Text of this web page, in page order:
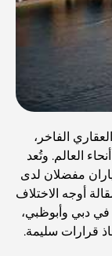
الفاخر،
العالم. وتُعد
مفضلان لدى
أوجه الاختلاف
دبي وأبوظبي،
قرارات سليمة.